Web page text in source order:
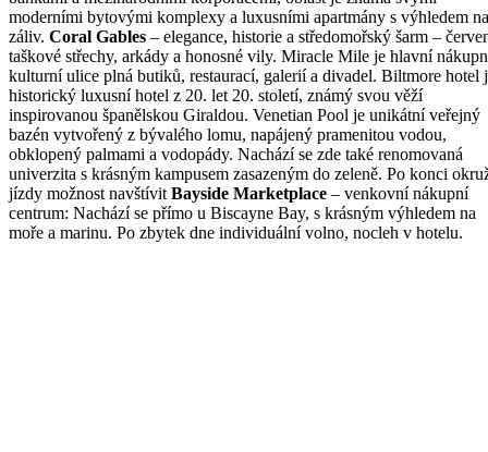
moderními bytovými komplexy a luxusními apartmány s výhledem na
záliv. Coral Gables – elegance, historie a středomořský šarm –
taškové střechy, arkády a honosné vily. Miracle Mile je hlavní
kulturní ulice plná butiků, restaurací, galerií a divadel. Biltmore hotel
historický luxusní hotel z 20. let 20. století, známý svou věží
inspirovanou španělskou Giraldou. Venetian Pool je unikátní veřejný
bazén vytvořený z bývalého lomu, napájený pramenitou vodou,
obklopený palmami a vodopády. Nachází se zde také renomovaná
univerzita s krásným kampusem zasazeným do zeleně. Po konci
jízdy možnost navštívitBayside Marketplace – venkovní nákupní
centrum: Nachází se přímo u Biscayne Bay, s krásným výhledem na
moře a marinu. Po zbytek dne individuální volno, nocleh v hotelu.